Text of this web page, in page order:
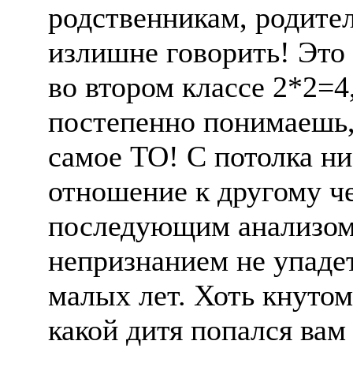
родственникам,
излишне говорить! Это
во втором классе
постепенно
самое ТО! С потолка
отношение к другому
последующим
непризнанием не
малых лет. Хоть
какой дитя попался